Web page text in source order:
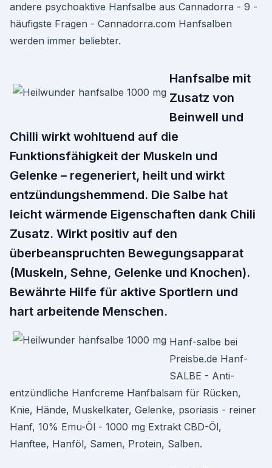
andere psychoaktive Hanfsalbe aus Cannadorra - 9 -
häufigste Fragen - Cannadorra.com Hanfsalben
werden immer beliebter.
Hanfsalbe mit
Zusatz von
Beinwell und
Chilli wirkt wohltuend auf die
Funktionsfähigkeit der Muskeln und
Gelenke – regeneriert, heilt und wirkt
entzündungshemmend. Die Salbe hat
leicht wärmende Eigenschaften dank Chili
Zusatz. Wirkt positiv auf den
überbeanspruchten Bewegungsapparat
(Muskeln, Sehne, Gelenke und Knochen).
Bewährte Hilfe für aktive Sportlern und
hart arbeitende Menschen.
Hanf-salbe bei
Preisbe.de Hanf-
SALBE - Anti-
entzündliche Hanfcreme Hanfbalsam für Rücken,
Knie, Hände, Muskelkater, Gelenke, psoriasis - reiner
Hanf, 10% Emu-Öl - 1000 mg Extrakt CBD-Öl,
Hanftee, Hanföl, Samen, Protein, Salben.